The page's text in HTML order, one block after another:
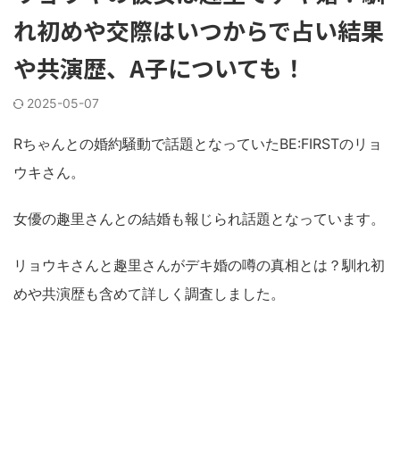
れ初めや交際はいつからで占い結果
や共演歴、A子についても！
2025-05-07
Rちゃんとの婚約騒動で話題となっていたBE:FIRSTのリョ
ウキさん。
女優の趣里さんとの結婚も報じられ話題となっています。
リョウキさんと趣里さんがデキ婚の噂の真相とは？馴れ初
めや共演歴も含めて詳しく調査しました。